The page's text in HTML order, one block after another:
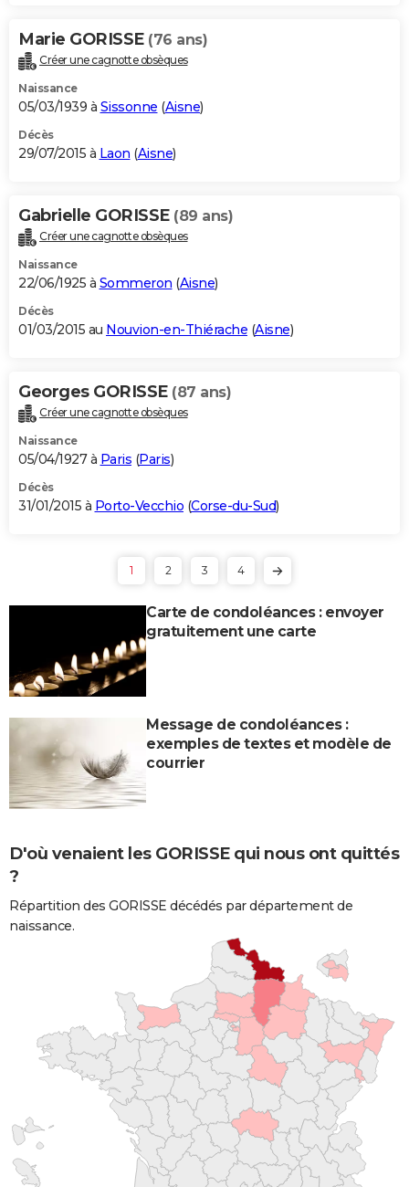
Marie GORISSE (76 ans)
Créer une cagnotte obsèques
Naissance
05/03/1939 à Sissonne (Aisne)
Décès
29/07/2015 à Laon (Aisne)
Gabrielle GORISSE (89 ans)
Créer une cagnotte obsèques
Naissance
22/06/1925 à Sommeron (Aisne)
Décès
01/03/2015 au Nouvion-en-Thiérache (Aisne)
Georges GORISSE (87 ans)
Créer une cagnotte obsèques
Naissance
05/04/1927 à Paris (Paris)
Décès
31/01/2015 à Porto-Vecchio (Corse-du-Sud)
1 2 3 4
Carte de condoléances : envoyer
gratuitement une carte
Message de condoléances :
exemples de textes et modèle de
courrier
D'où venaient les GORISSE qui nous ont quittés
?
Répartition des GORISSE décédés par département de
naissance.